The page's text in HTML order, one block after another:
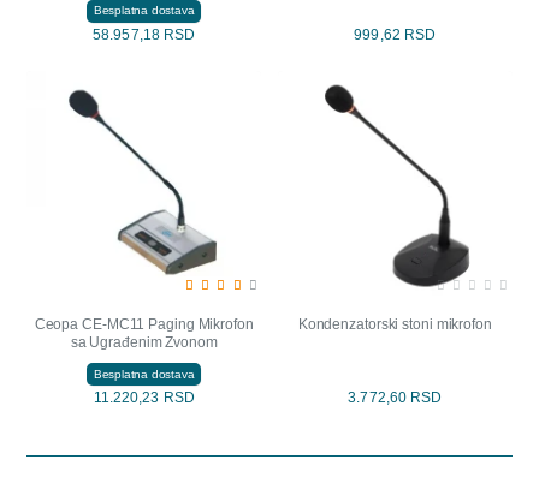
Besplatna dostava
58.957,18 RSD 999,62 RSD
Ceopa CE-MC11 Paging Mikrofon
sa Ugrađenim Zvonom
Besplatna dostava
11.220,23 RSD
Kondenzatorski stoni mikrofon
3.772,60 RSD